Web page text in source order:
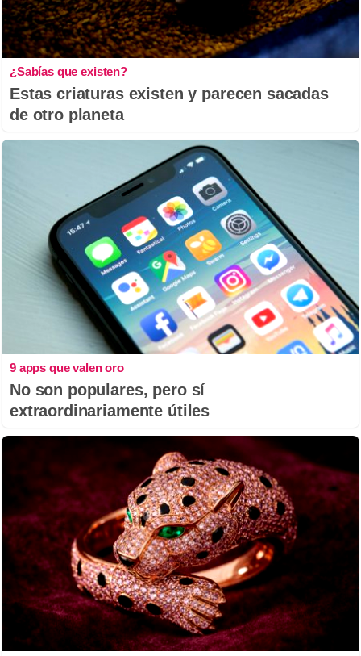
¿Sabías que existen?
Estas criaturas existen y parecen sacadas
de otro planeta
9 apps que valen oro
No son populares, pero sí
extraordinariamente útiles